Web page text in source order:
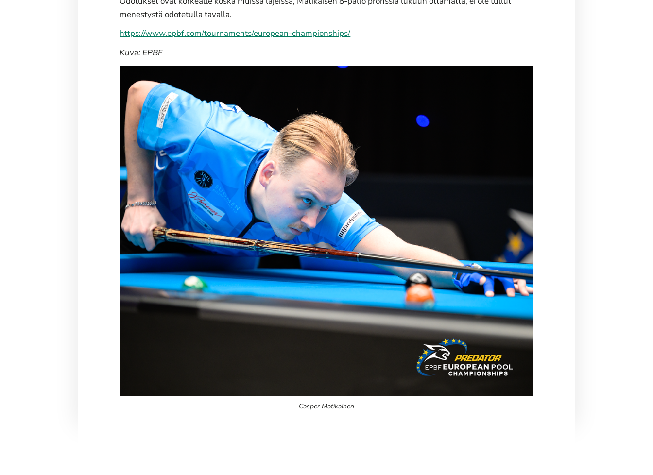
menestystä odotetulla tavalla.
https://www.epbf.com/tournaments/european-championships/
Kuva: EPBF
Casper Matikainen